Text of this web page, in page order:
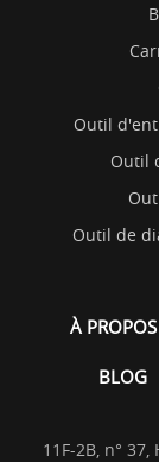
Outil
Outil
Outil de
À PROPOS
BLOG
11F-2B, n°